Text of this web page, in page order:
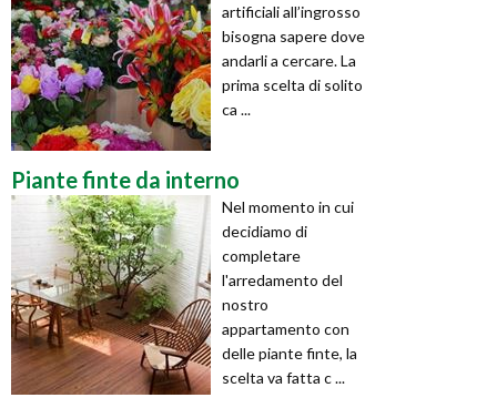
artificiali all’ingrosso
bisogna sapere dove
andarli a cercare. La
prima scelta di solito
ca ...
Piante finte da interno
Nel momento in cui
decidiamo di
completare
l'arredamento del
nostro
appartamento con
delle piante finte, la
scelta va fatta c ...